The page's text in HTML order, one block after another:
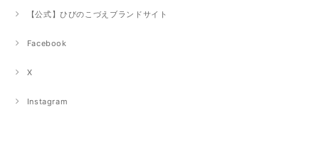
【公式】ひびのこづえブランドサイト
Facebook
X
Instagram